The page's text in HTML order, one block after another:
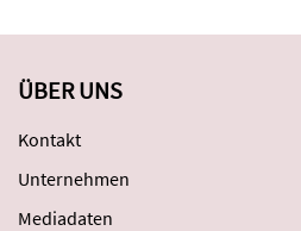
ÜBER UNS
Kontakt
Unternehmen
Mediadaten